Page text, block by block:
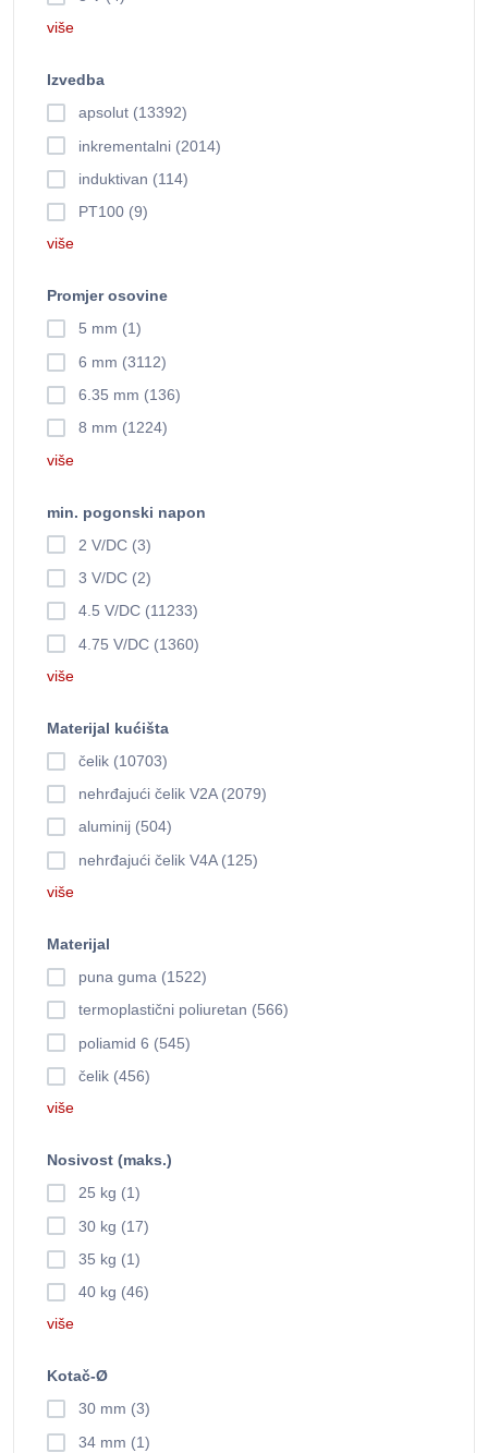
više
Izvedba
apsolut (13392)
inkrementalni (2014)
induktivan (114)
PT100 (9)
više
Promjer osovine
5 mm (1)
6 mm (3112)
6.35 mm (136)
8 mm (1224)
više
min. pogonski napon
2 V/DC (3)
3 V/DC (2)
4.5 V/DC (11233)
4.75 V/DC (1360)
više
Materijal kućišta
čelik (10703)
nehrđajući čelik V2A (2079)
aluminij (504)
nehrđajući čelik V4A (125)
više
Materijal
puna guma (1522)
termoplastični poliuretan (566)
poliamid 6 (545)
čelik (456)
više
Nosivost (maks.)
25 kg (1)
30 kg (17)
35 kg (1)
40 kg (46)
više
Kotač-Ø
30 mm (3)
34 mm (1)